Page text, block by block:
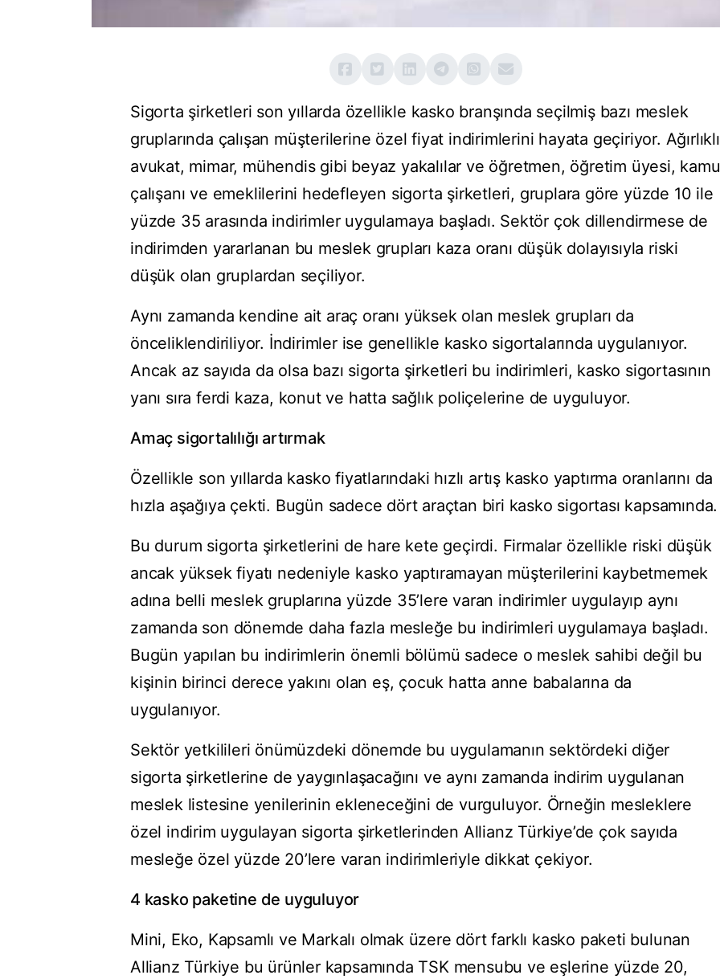
Sigorta şirketleri son yıllarda özellikle kasko branşında seçilmiş bazı meslek
gruplarında çalışan müşterilerine özel fiyat indirimlerini hayata geçiriyor. Ağırlıklı
avukat, mimar, mühendis gibi beyaz yakalılar ve öğretmen, öğretim üyesi, kamu
çalışanı ve emeklilerini hedefleyen sigorta şirketleri, gruplara göre yüzde 10 ile
yüzde 35 arasında indirimler uygulamaya başladı. Sektör çok dillendirmese de
indirimden yararlanan bu meslek grupları kaza oranı düşük dolayısıyla riski
düşük olan gruplardan seçiliyor.
Aynı zamanda kendine ait araç oranı yüksek olan meslek grupları da
önceliklendiriliyor. İndirimler ise genellikle kasko sigortalarında uygulanıyor.
Ancak az sayıda da olsa bazı sigorta şirketleri bu indirimleri, kasko sigortasının
yanı sıra ferdi kaza, konut ve hatta sağlık poliçelerine de uyguluyor.
Amaç sigortalılığı artırmak
Özellikle son yıllarda kasko fiyatlarındaki hızlı artış kasko yaptırma oranlarını da
hızla aşağıya çekti. Bugün sadece dört araçtan biri kasko sigortası kapsamında.
Bu durum sigorta şirketlerini de hare kete geçirdi. Firmalar özellikle riski düşük
ancak yüksek fiyatı nedeniyle kasko yaptıramayan müşterilerini kaybetmemek
adına belli meslek gruplarına yüzde 35’lere varan indirimler uygulayıp aynı
zamanda son dönemde daha fazla mesleğe bu indirimleri uygulamaya başladı.
Bugün yapılan bu indirimlerin önemli bölümü sadece o meslek sahibi değil bu
kişinin birinci derece yakını olan eş, çocuk hatta anne babalarına da
uygulanıyor.
Sektör yetkilileri önümüzdeki dönemde bu uygulamanın sektördeki diğer
sigorta şirketlerine de yaygınlaşacağını ve aynı zamanda indirim uygulanan
meslek listesine yenilerinin ekleneceğini de vurguluyor. Örneğin mesleklere
özel indirim uygulayan sigorta şirketlerinden Allianz Türkiye’de çok sayıda
mesleğe özel yüzde 20’lere varan indirimleriyle dikkat çekiyor.
4 kasko paketine de uyguluyor
Mini, Eko, Kapsamlı ve Markalı olmak üzere dört farklı kasko paketi bulunan
Allianz Türkiye bu ürünler kapsamında TSK mensubu ve eşlerine yüzde 20,